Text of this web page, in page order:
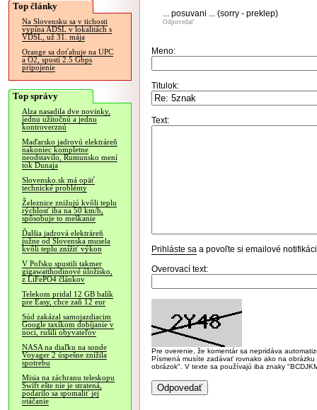
Top články
Na Slovensku sa v tichosti
vypína ADSL v lokalitách s
VDSL, už 31. mája
Orange sa doťahuje na UPC
a O2, spustí 2.5 Gbps
pripojenie
Top správy
Alza nasadila dve novinky,
jednu užitočnú a jednu
kontroverznú
Maďarsko jadrovú elektráreň
nakoniec kompletne
neodstavilo, Rumunsko mení
tok Dunaja
Slovensko.sk má opäť
technické problémy
Železnice znižujú kvôli teplu
rýchlosť iba na 50 km/h,
spôsobuje to meškanie
Ďalšia jadrová elektráreň
južne od Slovenska musela
kvôli teplu znížiť výkon
V Poľsku spustili takmer
gigawatthodinové úložisko,
z LiFePO4 článkov
Telekom pridal 12 GB balík
pre Easy, chce zaň 12 eur
Súd zakázal samojazdiacim
Google taxíkom dobíjanie v
noci, rušili obyvateľov
NASA na diaľku na sonde
Voyager 2 úspešne znížila
spotrebu
Misia na záchranu teleskopu
Swift ešte nie je stratená,
podarilo sa spomaliť jej
otáčanie
... posuvani ... (sorry - preklep)
Odpovedať
Meno:
Titulok:
Text:
Prihláste sa a povoľte si emailové
Overovací text:
Pre overenie, že komentár sa nepridáva
Písmená musíte zadávať rovnako ako na
obrázok". V texte sa používajú iba znaky